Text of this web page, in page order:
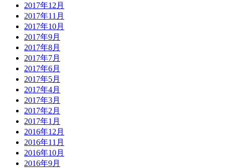
2017年12月
2017年11月
2017年10月
2017年9月
2017年8月
2017年7月
2017年6月
2017年5月
2017年4月
2017年3月
2017年2月
2017年1月
2016年12月
2016年11月
2016年10月
2016年9月